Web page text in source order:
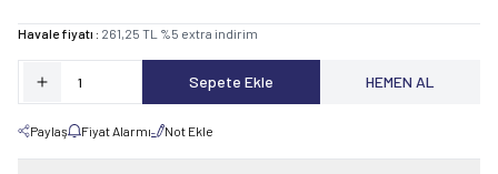
Havale fiyatı : 261,25 TL %5 extra indirim
Sepete Ekle HEMEN AL
Paylaş Fiyat Alarmı Not Ekle